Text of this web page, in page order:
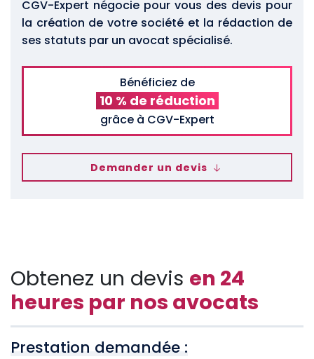
CGV-Expert négocie pour vous des devis pour
la création de votre société et la rédaction de
ses statuts par un avocat spécialisé.
Bénéficiez de
10 % de réduction
grâce à CGV-Expert
Demander un devis
Obtenez un devis en 24
heures par nos avocats
Prestation demandée :